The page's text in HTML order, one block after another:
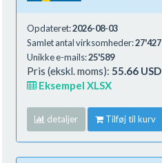
Opdateret:2026-08-03
Samlet antal virksomheder:27'427
Unikke e-mails:25'589
Pris (ekskl. moms): 55.66 USD
Eksempel XLSX
detaljer Tilføj til kurv